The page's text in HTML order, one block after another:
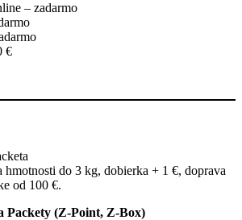
– zadarmo
€
do 3 kg, dobierka + 1 €, doprava
od 100 €.
Packety (Z-Point, Z-Box)